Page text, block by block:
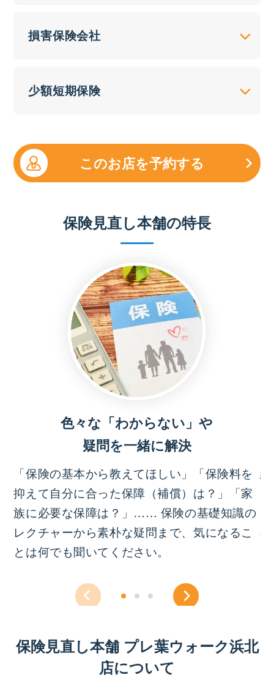
損害保険会社
少額短期保険
このお店を予約する
保険見直し本舗の特長
色々な「わからない」や
疑問を一緒に解決
「保険の基本から教えてほしい」「保険料を
抑えて自分に合った保障（補償）は？」「家
族に必要な保障は？」…… 保険の基礎知識の
レクチャーから素朴な疑問まで、気になるこ
とは何でも聞いてください。
保険見直し本舗 プレ葉ウォーク浜北
店について